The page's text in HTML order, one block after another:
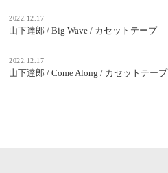
2022.12.17
山下達郎 / Big Wave / カセットテープ
2022.12.17
山下達郎 / Come Along / カセットテープ